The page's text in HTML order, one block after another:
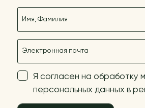
Я согласен на обработку
персональных данных в